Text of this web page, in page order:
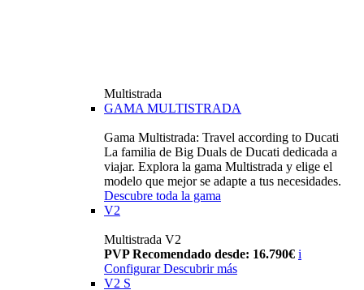
Multistrada
GAMA MULTISTRADA
Gama Multistrada: Travel according to Ducati
La familia de Big Duals de Ducati dedicada a
viajar. Explora la gama Multistrada y elige el
modelo que mejor se adapte a tus necesidades.
Descubre toda la gama
V2
Multistrada V2
PVP Recomendado desde: 16.790€ i
Configurar Descubrir más
V2 S